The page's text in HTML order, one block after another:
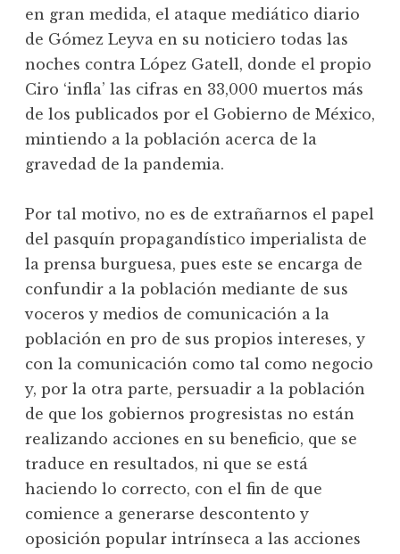
en gran medida, el ataque mediático diario
de Gómez Leyva en su noticiero todas las
noches contra López Gatell, donde el propio
Ciro ‘infla’ las cifras en 33,000 muertos más
de los publicados por el Gobierno de México,
mintiendo a la población acerca de la
gravedad de la pandemia.
Por tal motivo, no es de extrañarnos el papel
del pasquín propagandístico imperialista de
la prensa burguesa, pues este se encarga de
confundir a la población mediante de sus
voceros y medios de comunicación a la
población en pro de sus propios intereses, y
con la comunicación como tal como negocio
y, por la otra parte, persuadir a la población
de que los gobiernos progresistas no están
realizando acciones en su beneficio, que se
traduce en resultados, ni que se está
haciendo lo correcto, con el fin de que
comience a generarse descontento y
oposición popular intrínseca a las acciones